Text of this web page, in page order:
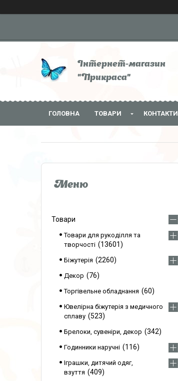
Інтернет-магазин
"Прикраса"
ГОЛОВНА ТОВАРИ КОНТАКТИ
Товари
Товари для рукоділля та
творчості
13601
Біжутерія 2260
Декор 76
Торгівельне обладнання 60
Ювелірна біжутерія з медичного
сплаву
523
Брелоки, сувеніри, декор 342
Годинники наручні 116
Іграшки, дитячий одяг,
взуття
409